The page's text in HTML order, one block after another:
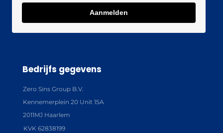
Aanmelden
Bedrijfs gegevens
Zero Sins Group B.V.
Kennemerplein 20 Unit 15A
2011MJ Haarlem
KVK 62838199